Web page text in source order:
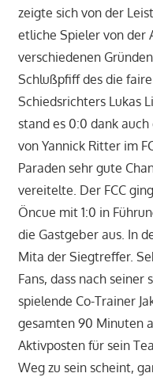
zeigte sich von der
etliche Spieler von der
verschiedenen
Schlußpfiff des die
Schiedsrichters Lukas
stand es 0:0 dank
von Yannick Ritter im
Paraden sehr gute
vereitelte. Der FCC
Öncue mit 1:0 in
die Gastgeber aus. In
Mita der Siegtreffer.
Fans, dass nach
spielende Co-Trainer
gesamten 90 Minuten
Aktivposten für sein
Weg zu sein scheint,